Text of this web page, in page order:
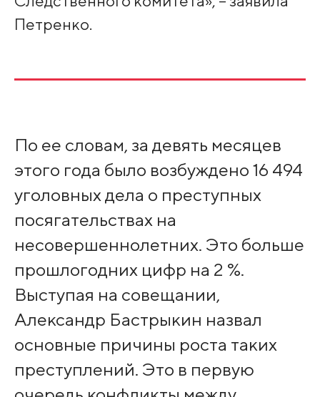
Петренко.
По ее словам, за девять месяцев
этого года было возбуждено 16 494
уголовных дела о преступных
посягательствах на
несовершеннолетних. Это больше
прошлогодних цифр на 2 %.
Выступая на совещании,
Александр Бастрыкин назвал
основные причины роста таких
преступлений. Это в первую